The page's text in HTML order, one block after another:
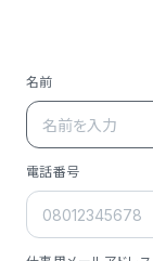
名前
電話番号